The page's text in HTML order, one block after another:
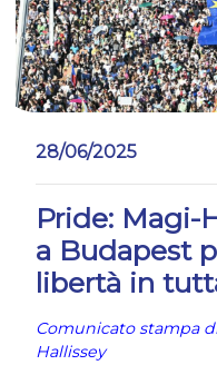
28/06/2025
Pride: Magi-
a Budapest
libertà in
Comunicato stampa
Hallissey